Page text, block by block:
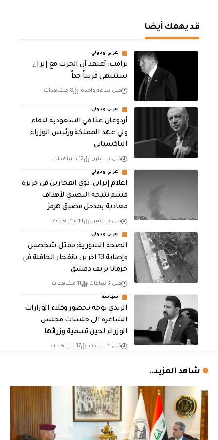
قد يهمك أيضا
عربي ودولي
‏ترامب: أعتقد أن الحرب مع إيران
ستنتهي قريباً جداً
قبل ساعة واحدة 8 مشاهدات
عربي ودولي
أردوغان غدًا في السعودية للقاء
ولي عهد المملكة ورئيس الوزراء
الباكستاني
قبل ساعتين 12 مشاهدات
عربي ودولي
اعلام إيراني: دوي انفجارين في جزيرة
قشم نتيجة التصدي لأهداف
معادية بمدخل مضيق هرمز
قبل ساعتين 14 مشاهدات
عربي ودولي
الصحة السورية: مقتل شخصين
وإصابة 13 اخرين بانفجار الحافلة في
جرمانا بريف دمشق
قبل 3 ساعات 11 مشاهدات
سياسة
الزيدي يوجه بحضور وكلاء الوزارات
الشاغرة الى جلسات مجلس
الوزراء لحين تسمية وزرائها
قبل 4 ساعات 17 مشاهدات
شاهد المزيد..